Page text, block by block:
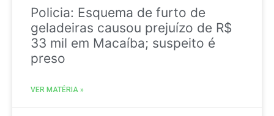
Policia: Esquema de furto de
geladeiras causou prejuízo de R$
33 mil em Macaíba; suspeito é
preso
VER MATÉRIA »